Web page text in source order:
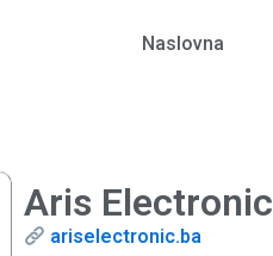
Naslovna
Aris Electronic
ariselectronic.ba